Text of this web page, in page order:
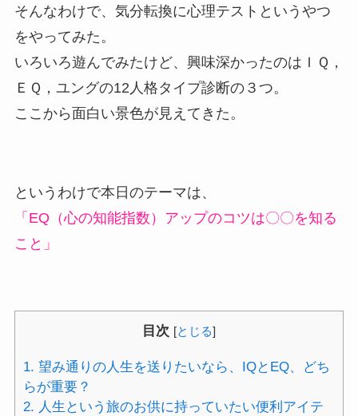
そんなわけで、気分転換に心理テストというやつ
をやってみた。
いろいろ遊んでみたけど、興味深かったのはＩＱ，
ＥＱ，ユングの12人格タイプ診断の３つ。
ここから面白い景色が見えてきた。
というわけで本日のテーマは、
「EQ（心の知能指数）アップのコツは〇〇を知る
こと」
目次 [とじる]
1. 望み通りの人生を送りたいなら、IQとEQ、どち
らが重要？
2. 人生という旅のお供に持っていたい便利アイテ